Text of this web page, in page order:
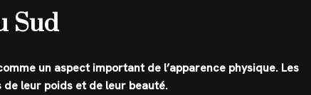
Sud
un aspect important de l’apparence physique. Les
leur poids et de leur beauté.